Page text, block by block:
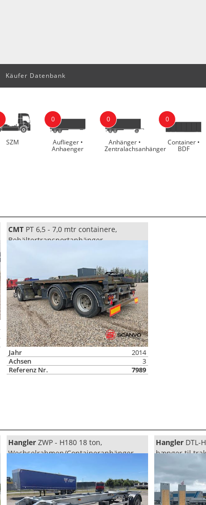
Käufer Datenbank
SZM
0
Auflieger •
Anhaenger
0
Anhänger •
Zentralachsanhänger
0
Container •
BDF
CMTPT 6,5 - 7,0 mtr containere,
Behältertransportanhänger
Jahr
2014
Achsen
3
Referenz Nr.
7989
HanglerZWP - H180 18 ton,
Wechselrahmen/Containeranhänger
HanglerDTL-
hænger til